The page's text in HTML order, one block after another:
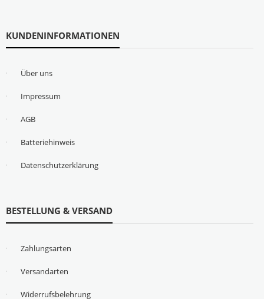
KUNDENINFORMATIONEN
Über uns
Impressum
AGB
Batteriehinweis
Datenschutzerklärung
BESTELLUNG & VERSAND
Zahlungsarten
Versandarten
Widerrufsbelehrung